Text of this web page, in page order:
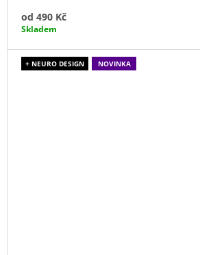
od 490 Kč
Skladem
+ NEURO DESIGN NOVINKA